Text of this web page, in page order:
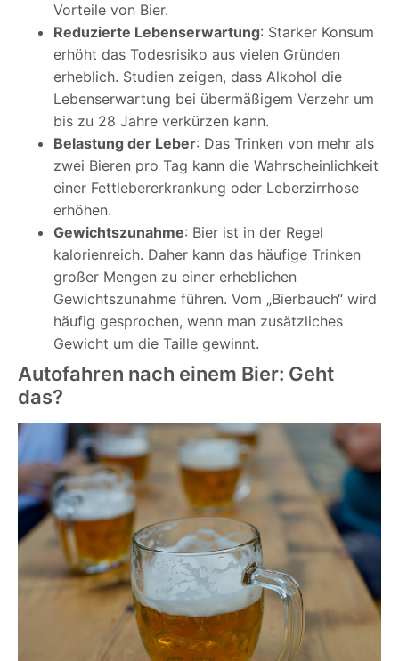
Vorteile von Bier.
Reduzierte Lebenserwartung: Starker Konsum
erhöht das Todesrisiko aus vielen Gründen
erheblich. Studien zeigen, dass Alkohol die
Lebenserwartung bei übermäßigem Verzehr um
bis zu 28 Jahre verkürzen kann.
Belastung der Leber: Das Trinken von mehr als
zwei Bieren pro Tag kann die Wahrscheinlichkeit
einer Fettlebererkrankung oder Leberzirrhose
erhöhen.
Gewichtszunahme: Bier ist in der Regel
kalorienreich. Daher kann das häufige Trinken
großer Mengen zu einer erheblichen
Gewichtszunahme führen. Vom „Bierbauch“ wird
häufig gesprochen, wenn man zusätzliches
Gewicht um die Taille gewinnt.
Autofahren nach einem Bier: Geht
das?